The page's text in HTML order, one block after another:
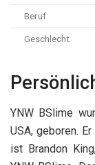
Beruf
Geschlecht
YNW BSlime
USA, geboren.
ist Brandon